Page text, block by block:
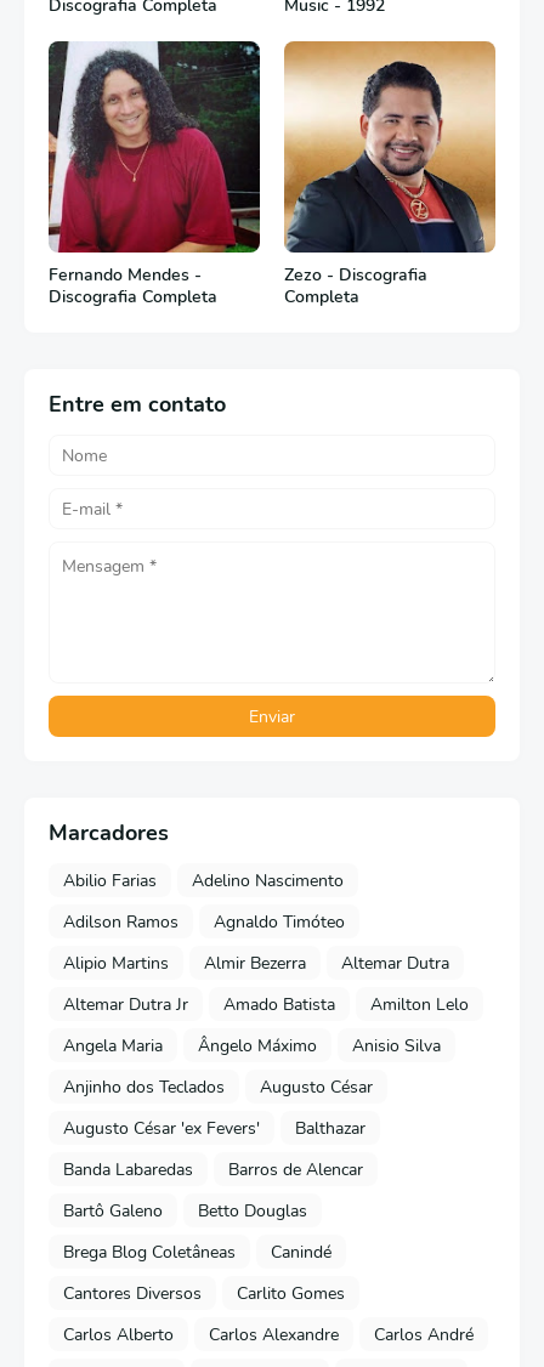
Discografia Completa Music - 1992
Fernando Mendes -
Discografia Completa
Zezo - Discografia
Completa
Entre em contato
Marcadores
Abilio Farias
Adelino Nascimento
Adilson Ramos
Agnaldo Timóteo
Alipio Martins
Almir Bezerra
Altemar Dutra
Altemar Dutra Jr
Amado Batista
Amilton Lelo
Angela Maria
Ângelo Máximo
Anisio Silva
Anjinho dos Teclados
Augusto César
Augusto César 'ex Fevers'
Balthazar
Banda Labaredas
Barros de Alencar
Bartô Galeno
Betto Douglas
Brega Blog Coletâneas
Canindé
Cantores Diversos
Carlito Gomes
Carlos Alberto
Carlos Alexandre
Carlos André